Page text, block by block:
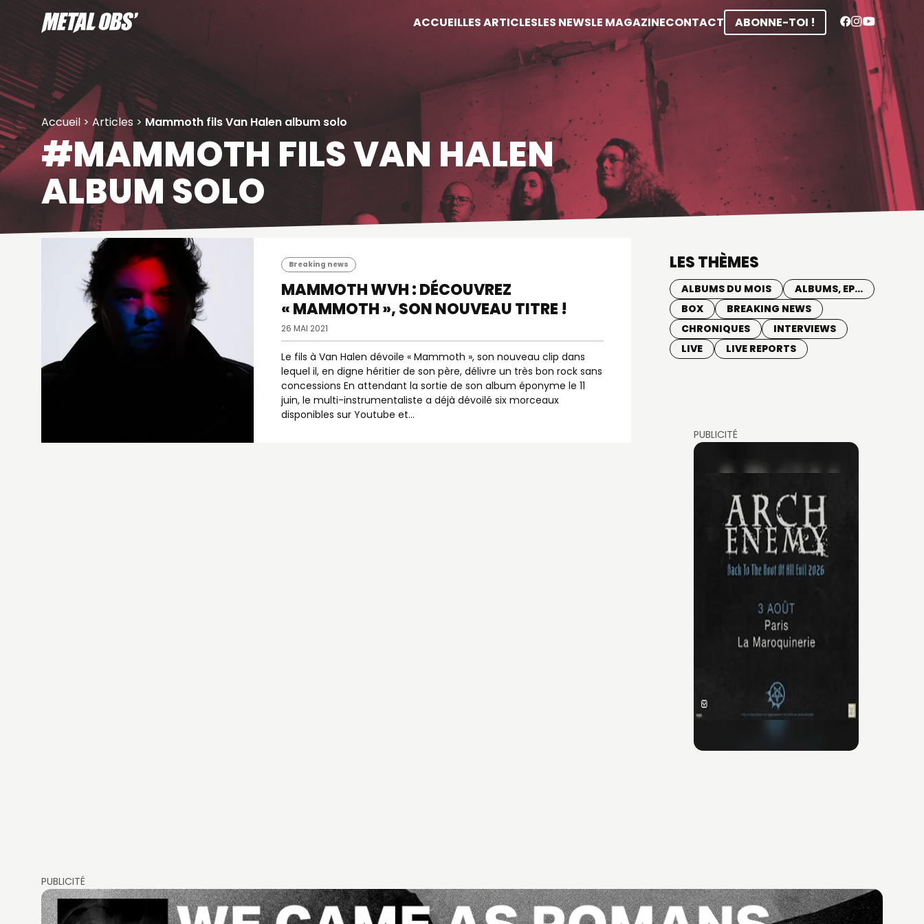
contenu
ACCUEILLES ARTICLESLES NEWSLE MAGAZINECONTACT ABONNE-TOI !
Accueil > Articles > Mammoth fils Van Halen album solo
#MAMMOTH FILS VAN HALEN
ALBUM SOLO
Breaking news
MAMMOTH WVH : DÉCOUVREZ
« MAMMOTH », SON NOUVEAU TITRE !
26 MAI 2021
Le fils à Van Halen dévoile « Mammoth », son nouveau clip dans
lequel il, en digne héritier de son père, délivre un très bon rock sans
concessions En attendant la sortie de son album éponyme le 11
juin, le multi-instrumentaliste a déjà dévoilé six morceaux
disponibles sur Youtube et…
LES THÈMES
ALBUMS DU MOIS
ALBUMS, EP...
BOX
BREAKING NEWS
CHRONIQUES
INTERVIEWS
LIVE
LIVE REPORTS
PUBLICITÉ
PUBLICITÉ